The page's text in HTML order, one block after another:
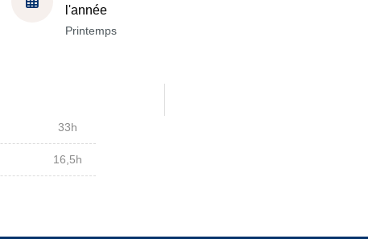
l'année
Printemps
33h
16,5h